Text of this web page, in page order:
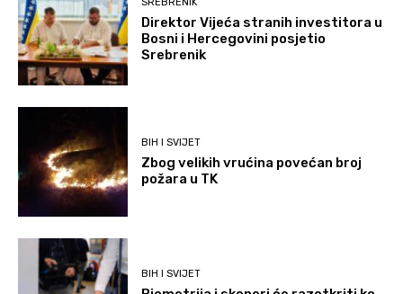
SREBRENIK
Direktor Vijeća stranih investitora u
Bosni i Hercegovini posjetio
Srebrenik
BIH I SVIJET
Zbog velikih vrućina povećan broj
požara u TK
BIH I SVIJET